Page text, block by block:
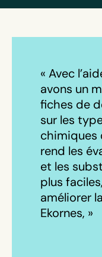
« Avec
avons un
fiches de
sur les
chimiques
rend les
et les
plus
améliorer
Ekornes, »